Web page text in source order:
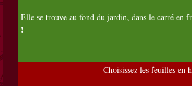
Elle se trouve au fond du jardin, dans le carré en
!
Choisissez les feuilles en